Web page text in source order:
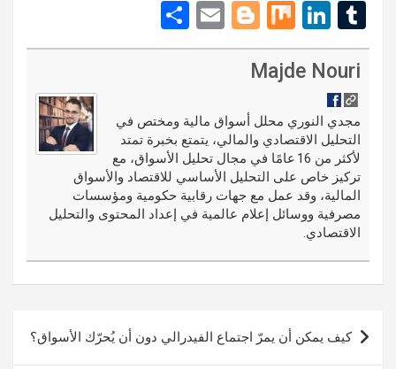
ce
o
k
er
t
d
t
T
u
m
bl
r
Li
n
ke
n
M
ix
Bl
o
er
E
m
h
Majde Nouri
مجدي النوري محلل أسواق مالية ومختص في
التحليل الاقتصادي والمالي، يتمتع بخبرة تمتد
لأكثر من 16 عامًا في مجال تحليل الأسواق، مع
تركيز خاص على التحليل الأساسي للاقتصاد والأسواق
المالية، وقد عمل مع جهات رقابية حكومية ومؤسسات
مصرفية ووسائل إعلام عالمية في إعداد المحتوى والتحليل
الاقتصادي.
تصفّح
المقالات
كيف يمكن أن يمرّ اجتماع الفيدرالي دون أن يُحرّك الأسواق؟